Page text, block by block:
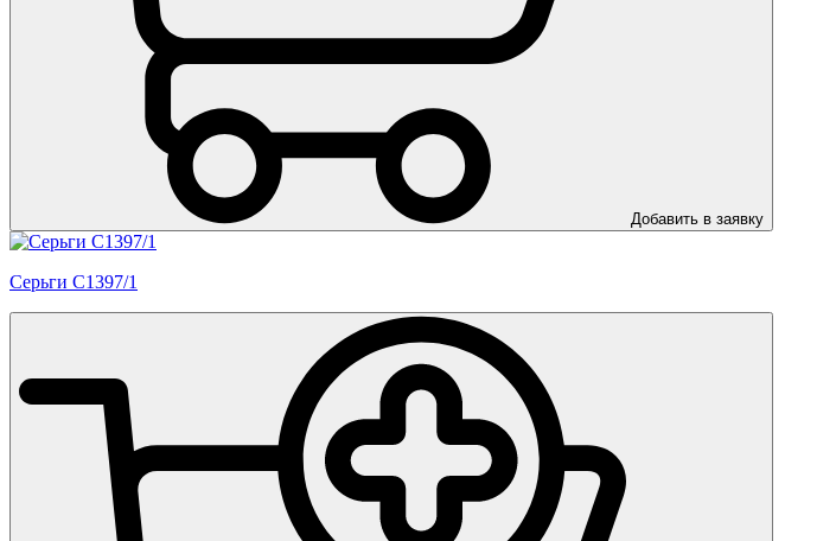
Добавить в заявку
Серьги С1397/1